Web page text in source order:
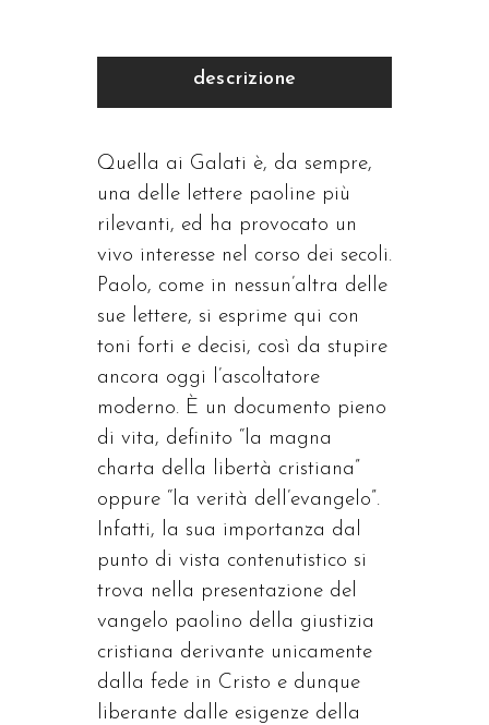
descrizione
Quella ai Galati è, da sempre,
una delle lettere paoline più
rilevanti, ed ha provocato un
vivo interesse nel corso dei secoli.
Paolo, come in nessun’altra delle
sue lettere, si esprime qui con
toni forti e decisi, così da stupire
ancora oggi l’ascoltatore
moderno. È un documento pieno
di vita, definito “la magna
charta della libertà cristiana”
oppure “la verità dell’evangelo”.
Infatti, la sua importanza dal
punto di vista contenutistico si
trova nella presentazione del
vangelo paolino della giustizia
cristiana derivante unicamente
dalla fede in Cristo e dunque
liberante dalle esigenze della